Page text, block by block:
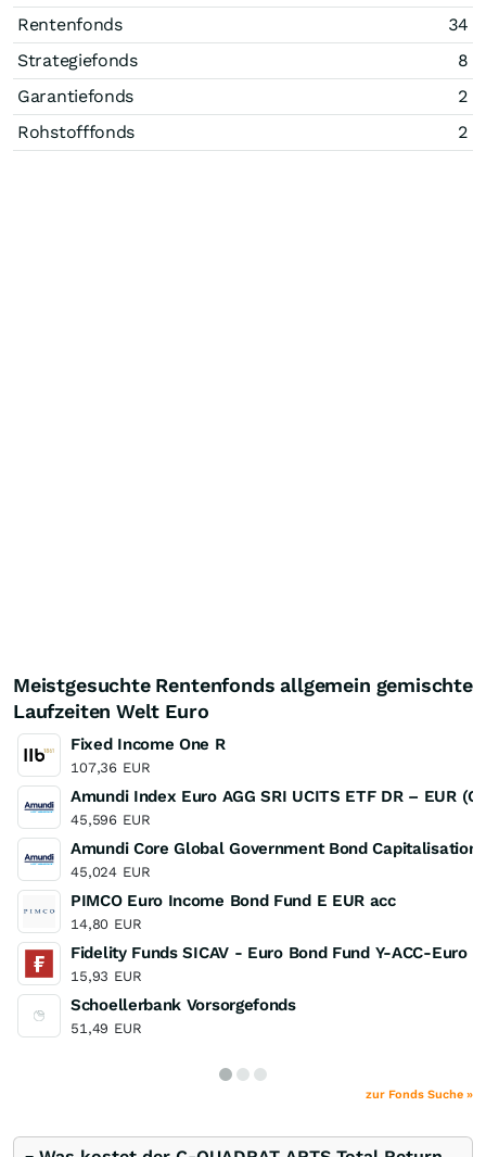
Rentenfonds
34
Strategiefonds
8
Garantiefonds
2
Rohstofffonds
2
Meistgesuchte Rentenfonds allgemein gemischte
Laufzeiten Welt Euro
Fixed Income One R
107,36 EUR
Amundi Index Euro AGG SRI UCITS ETF DR – EUR (C)
45,596 EUR
Amundi Core Global Government Bond Capitalisation
45,024 EUR
PIMCO Euro Income Bond Fund E EUR acc
14,80 EUR
Fidelity Funds SICAV - Euro Bond Fund Y-ACC-Euro
15,93 EUR
Schoellerbank Vorsorgefonds
51,49 EUR
zur Fonds Suche »